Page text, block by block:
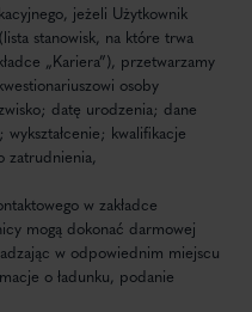
jeżeli Użytkownik
stanowisk, na które trwa
„Kariera”), przetwarzamy
osoby
datę urodzenia; dane
kwalifikacje
zatrudnienia,
w zakładce
mogą dokonać darmowej
w odpowiednim miejscu
o ładunku, podanie